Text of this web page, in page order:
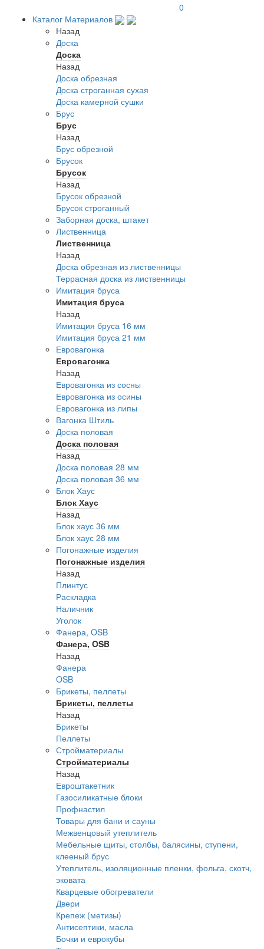
0
Каталог Материалов
Назад
Доска
Доска
Назад
Доска обрезная
Доска строганная сухая
Доска камерной сушки
Брус
Брус
Назад
Брус обрезной
Брусок
Брусок
Назад
Брусок обрезной
Брусок строганный
Заборная доска, штакет
Лиственница
Лиственница
Назад
Доска обрезная из лиственницы
Террасная доска из лиственницы
Имитация бруса
Имитация бруса
Назад
Имитация бруса 16 мм
Имитация бруса 21 мм
Евровагонка
Евровагонка
Назад
Евровагонка из сосны
Евровагонка из осины
Евровагонка из липы
Вагонка Штиль
Доска половая
Доска половая
Назад
Доска половая 28 мм
Доска половая 36 мм
Блок Хаус
Блок Хаус
Назад
Блок хаус 36 мм
Блок хаус 28 мм
Погонажные изделия
Погонажные изделия
Назад
Плинтус
Раскладка
Наличник
Уголок
Фанера, OSB
Фанера, OSB
Назад
Фанера
OSB
Брикеты, пеллеты
Брикеты, пеллеты
Назад
Брикеты
Пеллеты
Стройматериалы
Стройматериалы
Назад
Евроштакетник
Газосиликатные блоки
Профнастил
Товары для бани и сауны
Межвенцовый утеплитель
Мебельные щиты, столбы, балясины, ступени,
клееный брус
Утеплитель, изоляционные пленки, фольга, скотч,
эковата
Кварцевые обогреватели
Двери
Крепеж (метизы)
Антисептики, масла
Бочки и еврокубы